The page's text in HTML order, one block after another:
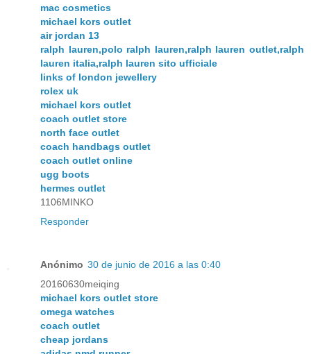
mac cosmetics
michael kors outlet
air jordan 13
ralph lauren,polo ralph lauren,ralph lauren outlet,ralph
lauren italia,ralph lauren sito ufficiale
links of london jewellery
rolex uk
michael kors outlet
coach outlet store
north face outlet
coach handbags outlet
coach outlet online
ugg boots
hermes outlet
1106MINKO
Responder
Anónimo 30 de junio de 2016 a las 0:40
20160630meiqing
michael kors outlet store
omega watches
coach outlet
cheap jordans